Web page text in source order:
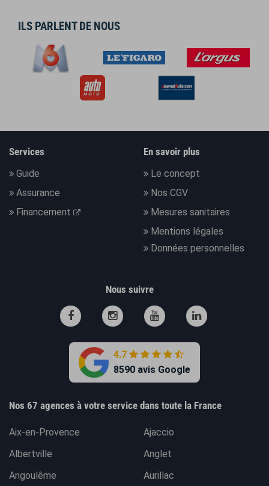
ILS PARLENT DE NOUS
Services
Guide
Assurance
Financement
En savoir plus
Le concept
Nos CGV
Mesures sanitaires
Mentions légales
Données personnelles
Nous suivre
4.7
8590 avis Google
Nos 67 agences à votre service dans toute la France
Aix-en-Provence
Ajaccio
Albertville
Anglet
Angoulême
Aurillac